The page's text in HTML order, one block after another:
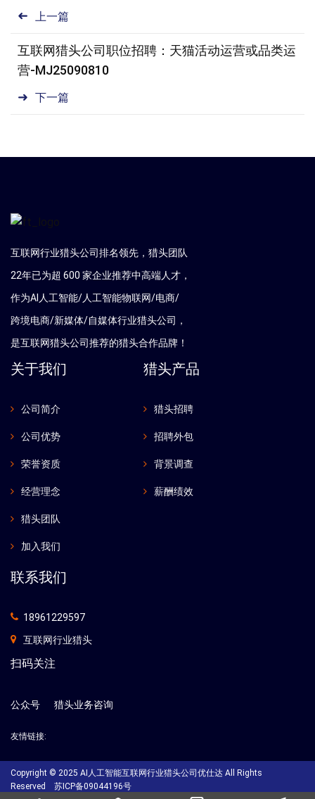
上一篇
下一篇
互联网猎头公司职位招聘：天猫活动运营或品类运
营-MJ25090810
互联网行业猎头公司排名领先，猎头团队
22年已为超 600 家企业推荐中高端人才，
作为AI人工智能/人工智能物联网/电商/
跨境电商/新媒体/自媒体行业猎头公司，
是互联网猎头公司推荐的猎头合作品牌！
关于我们
公司简介
公司优势
荣誉资质
经营理念
猎头团队
加入我们
猎头产品
猎头招聘
招聘外包
背景调查
薪酬绩效
联系我们
18961229597
互联网行业猎头
扫码关注
公众号 猎头业务咨询
友情链接:
Copyright © 2025 AI人工智能互联网行业猎头公司优仕达 All Rights
Reserved 苏ICP备09044196号